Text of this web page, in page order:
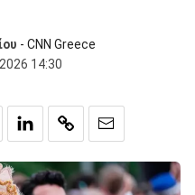
- CNN Greece
14:30